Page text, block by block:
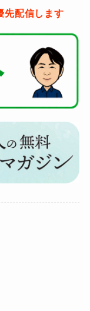
先配信します